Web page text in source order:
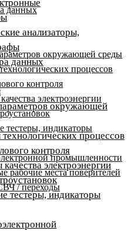
данных
окружающей среды
процессов
контроля
электроэнергии
тестеры, индикаторы
промышленности
рабочие места поверителей
/ переходы
анализаторы,
данных
окружающей
процессов
контроля
электроэнергии
тестеры, индикаторы